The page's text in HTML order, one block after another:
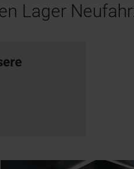
Lager